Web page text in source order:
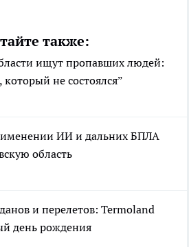
также:
ищут пропавших людей:
не состоялся”
ИИ и дальних БПЛА
область
и перелетов: Termoland
день рождения